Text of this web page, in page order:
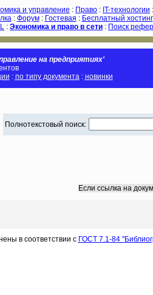
и управление : Право : IT-технологии :
: Форум: Гостевая : Бесплатный хостинг
: Экономика и право в сети : Поиск
на предприятиях'
: по типу документа: новинки
Полнотекстовый поиск:
Если ссылка на
в соответствии с ГОСТ 7.1-84